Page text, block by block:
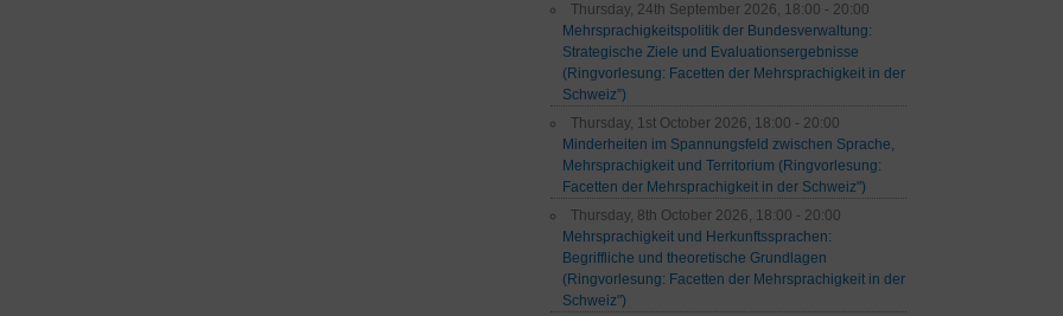
Thursday, 24th September 2026, 18:00 - 20:00
Mehrsprachigkeitspolitik der Bundesverwaltung:
Strategische Ziele und Evaluationsergebnisse
(Ringvorlesung: Facetten der Mehrsprachigkeit in der
Schweiz”)
Thursday, 1st October 2026, 18:00 - 20:00
Minderheiten im Spannungsfeld zwischen Sprache,
Mehrsprachigkeit und Territorium (Ringvorlesung:
Facetten der Mehrsprachigkeit in der Schweiz")
Thursday, 8th October 2026, 18:00 - 20:00
Mehrsprachigkeit und Herkunftssprachen:
Begriffliche und theoretische Grundlagen
(Ringvorlesung: Facetten der Mehrsprachigkeit in der
Schweiz")